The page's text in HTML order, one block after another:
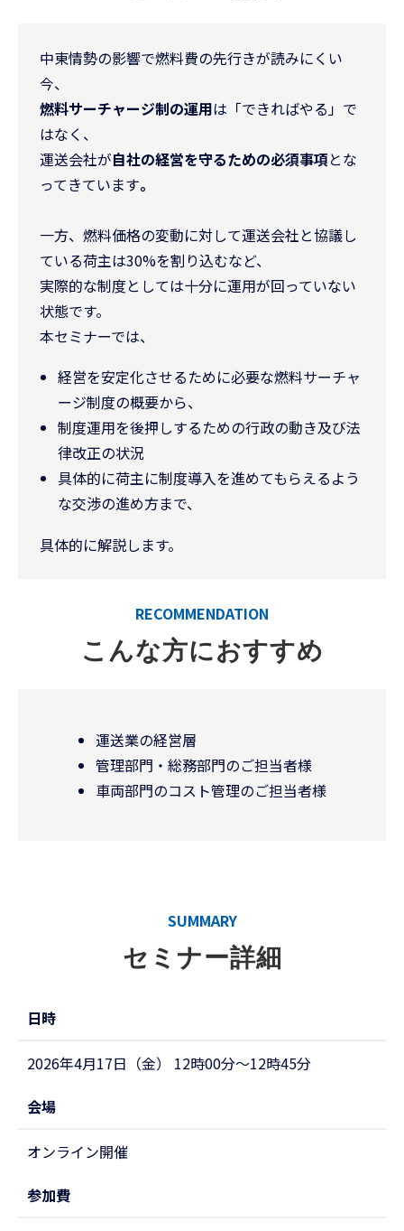
中東情勢の影響で燃料費の先行きが読みにくい
今、
燃料サーチャージ制の運用は「できればやる」で
はなく、
運送会社が自社の経営を守るための必須事項とな
ってきています。
一方、燃料価格の変動に対して運送会社と協議し
ている荷主は30%を割り込むなど、
実際的な制度としては十分に運用が回っていない
状態です。
本セミナーでは、
経営を安定化させるために必要な燃料サーチャ
ージ制度の概要から、
制度運用を後押しするための行政の動き及び法
律改正の状況
具体的に荷主に制度導入を進めてもらえるよう
な交渉の進め方まで、
具体的に解説します。
RECOMMENDATION
こんな方におすすめ
運送業の経営層
管理部門・総務部門のご担当者様
車両部門のコスト管理のご担当者様
SUMMARY
セミナー詳細
日時
2026年4月17日（金） 12時00分～12時45分
会場
オンライン開催
参加費